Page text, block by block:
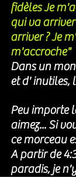
fidèles Je
qui va arriver
arriver ? Je
m'accroche"
Dans un
et d' inutiles,
Peu importe
aimez... Si
ce morceau
A partir de
paradis, je